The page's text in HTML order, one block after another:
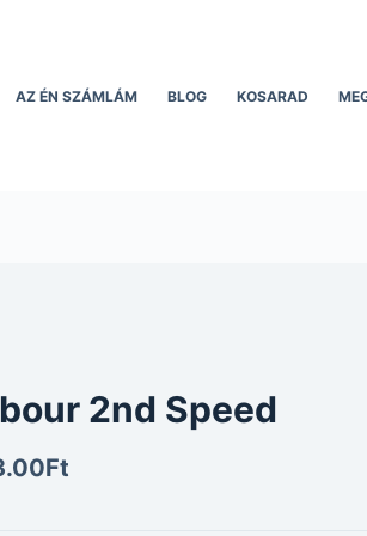
AZ ÉN SZÁMLÁM BLOG KOSARAD
2nd Speed
Ft